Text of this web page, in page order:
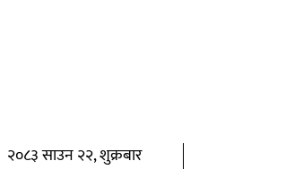
२०८३ साउन २२, शुक्रबार